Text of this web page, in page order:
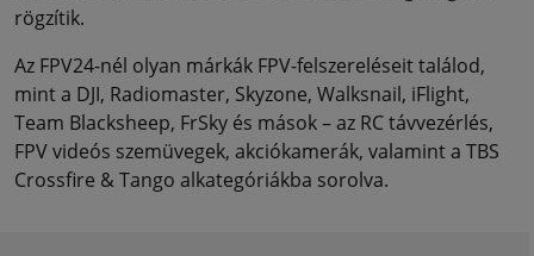
rögzítik.
Az FPV24-nél olyan márkák FPV-felszereléseit találod,
mint a DJI, Radiomaster, Skyzone, Walksnail, iFlight,
Team Blacksheep, FrSky és mások – az RC távvezérlés,
FPV videós szemüvegek, akciókamerák, valamint a TBS
Crossfire & Tango alkategóriákba sorolva.